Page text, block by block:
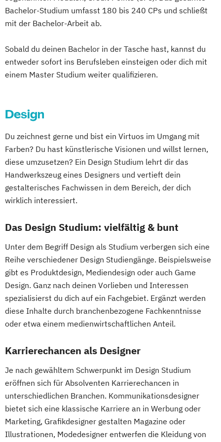
Bachelor-Studium umfasst 180 bis 240 CPs und schließt
mit der Bachelor-Arbeit ab.
Sobald du deinen Bachelor in der Tasche hast, kannst du
entweder sofort ins Berufsleben einsteigen oder dich mit
einem Master Studium weiter qualifizieren.
Design
Du zeichnest gerne und bist ein Virtuos im Umgang mit
Farben? Du hast künstlerische Visionen und willst lernen,
diese umzusetzen? Ein Design Studium lehrt dir das
Handwerkszeug eines Designers und vertieft dein
gestalterisches Fachwissen in dem Bereich, der dich
wirklich interessiert.
Das Design Studium: vielfältig & bunt
Unter dem Begriff Design als Studium verbergen sich eine
Reihe verschiedener Design Studiengänge. Beispielsweise
gibt es Produktdesign, Mediendesign oder auch Game
Design. Ganz nach deinen Vorlieben und Interessen
spezialisierst du dich auf ein Fachgebiet. Ergänzt werden
diese Inhalte durch branchenbezogene Fachkenntnisse
oder etwa einem medienwirtschaftlichen Anteil.
Karrierechancen als Designer
Je nach gewähltem Schwerpunkt im Design Studium
eröffnen sich für Absolventen Karrierechancen in
unterschiedlichen Branchen. Kommunikationsdesigner
bietet sich eine klassische Karriere an in Werbung oder
Marketing, Grafikdesigner gestalten Magazine oder
Illustrationen, Modedesigner entwerfen die Kleidung von